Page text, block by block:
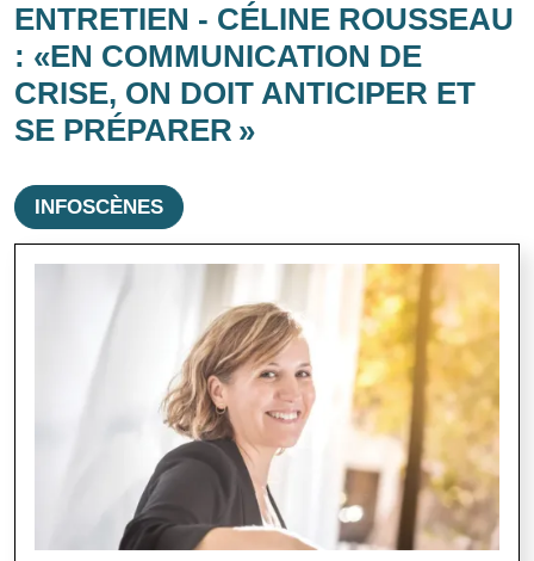
ENTRETIEN - CÉLINE ROUSSEAU
: «EN COMMUNICATION DE
CRISE, ON DOIT ANTICIPER ET
SE PRÉPARER »
INFOSCÈNES